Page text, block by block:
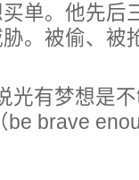
单。他先后
。被偷、被
光有梦想是
be brave